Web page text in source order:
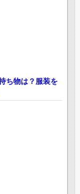
ち物は？服装を